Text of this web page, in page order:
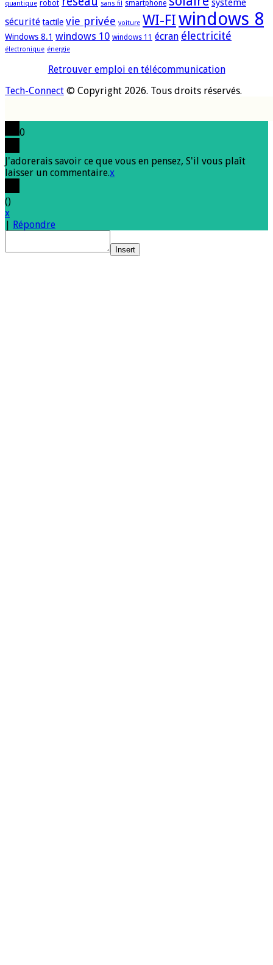
quantique robot sans fil smartphone
sécurité tactile vie privée voiture WI-FIwindows 8
Windows 8.1 windows 10 windows 11 écran électricité
électronique énergie
Retrouver emploi en télécommunication
Tech-Connect © Copyright 2026. Tous droits réservés.
0
J'adorerais savoir ce que vous en pensez, S'il vous plaît
laisser un commentaire.x
()
x
| Répondre
Insert